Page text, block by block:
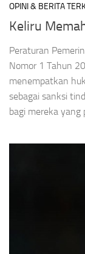
OPINI & BERITA
Keliru
Peraturan
Nomor 1 Tahun
menempatkan
sebagai sanksi
bagi mereka yang